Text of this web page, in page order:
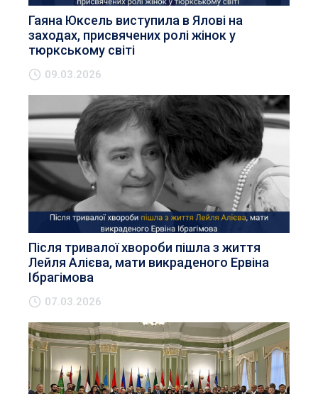
Гаяна Юксель виступила в Ялові на
заходах, присвячених ролі жінок у
тюркському світі
09.03.2026
Після тривалої хвороби пішла з життя
Лейля Алієва, мати викраденого Ервіна
Ібрагімова
07.03.2026